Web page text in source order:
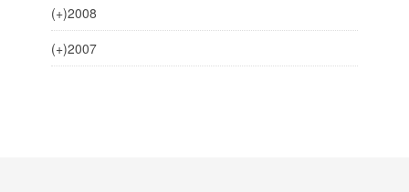
(+)2008
(+)2007